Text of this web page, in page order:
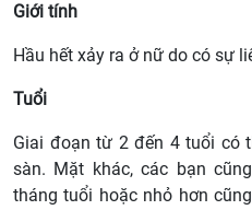
Giới tính
Hầu hết xảy ra ở nữ do có sự
Tuổi
Giai đoạn từ 2 đến 4 tuổi có
sàn. Mặt khác, các bạn
tháng tuổi hoặc nhỏ hơn